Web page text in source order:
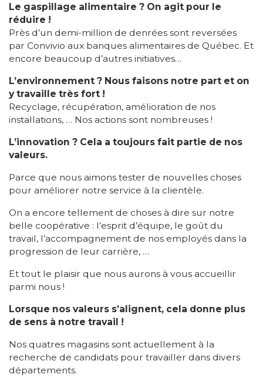
Le gaspillage alimentaire ? On agit pour le
réduire !
Près d’un demi-million de denrées sont reversées
par Convivio aux banques alimentaires de Québec. Et
encore beaucoup d’autres initiatives…
L’environnement ? Nous faisons notre part et on
y travaille très fort !
Recyclage, récupération, amélioration de nos
installations, … Nos actions sont nombreuses !
L’innovation ? Cela a toujours fait partie de nos
valeurs.
Parce que nous aimons tester de nouvelles choses
pour améliorer notre service à la clientèle.
On a encore tellement de choses à dire sur notre
belle coopérative : l’esprit d’équipe, le goût du
travail, l’accompagnement de nos employés dans la
progression de leur carrière, …
Et tout le plaisir que nous aurons à vous accueillir
parmi nous !
Lorsque nos valeurs s’alignent, cela donne plus
de sens à notre travail !
Nos quatres magasins sont actuellement à la
recherche de candidats pour travailler dans divers
départements.